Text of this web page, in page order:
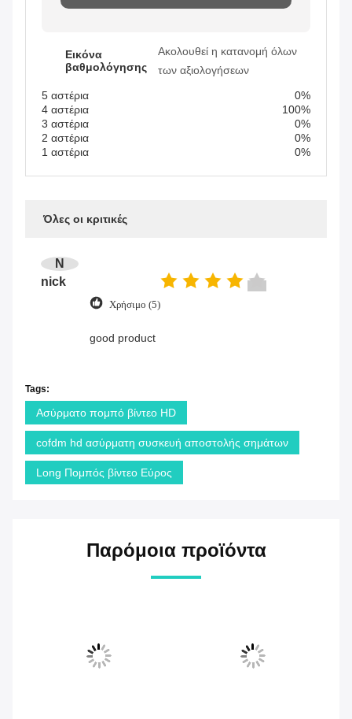
Εικόνα
βαθμολόγησης
Ακολουθεί η κατανομή όλων
των αξιολογήσεων
5 αστέρια
0%
4 αστέρια
100%
3 αστέρια
0%
2 αστέρια
0%
1 αστέρια
0%
Όλες οι κριτικές
N
nick
Χρήσιμο (5)
good product
Tags:
Ασύρματο πομπό βίντεο HD
cofdm hd ασύρματη συσκευή αποστολής σημάτων
Long Πομπός βίντεο Εύρος
Παρόμοια προϊόντα